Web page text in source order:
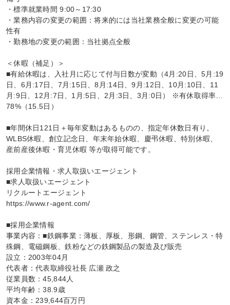
・標準就業時間 9:00～17:30
・業務内容の変更の範囲：将来的には当社業務全般に変更の可能
性有
・勤務地の変更の範囲：当社拠点全般
＜休暇（補足）＞
■有給休暇は、入社月に応じて付与日数が変動（4月:20日、5月:19
日、6月:17日、7月:15日、8月:14日、9月:12日、10月:10日、11
月:9日、12月:7日、1月:5日、2月:3日、3月:0日） ※有休取得率…
78%（15.5日）
■年間休日121日＋毎年変動はあるものの、指定年休数日有り。
WLBS休暇、創立記念日、年末年始休暇、慶弔休暇、特別休暇、
産前産後休暇・育児休暇 等が取得可能です。
採用企業情報・求人取扱いエージェント
■求人取扱いエージェント
リクルートエージェント
https://www.r-agent.com/
■採用企業情報
事業内容：■鉄鋼事業：薄板、厚板、形鋼、鋼管、ステンレス・特
殊鋼、電磁鋼板、鉄粉などの鉄鋼製品の製造及び販売
設立：2003年04月
代表者：代表取締役社長 広瀬 政之
従業員数：45,844人
平均年齢：38.9歳
資本金：239,644百万円